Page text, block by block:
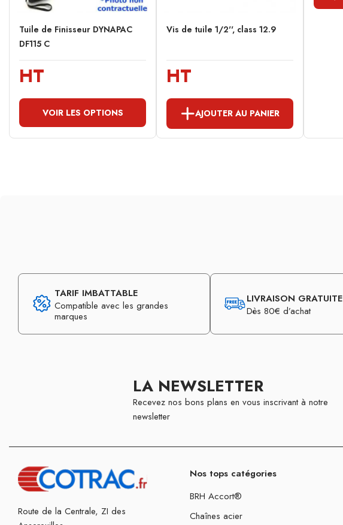
Tuile de Finisseur DYNAPAC
DF115 C
HT
VOIR LES OPTIONS
Vis de tuile 1/2'', class 12.9
HT
AJOUTER AU PANIER
TARIF IMBATTABLE
Compatible avec les grandes
marques
LIVRAISON GRATUITE
Dès 80€ d’achat
LA NEWSLETTER
Recevez nos bons plans en vous inscrivant à notre
newsletter
Route de la Centrale, ZI des
Nos tops catégories
BRH Accort®
Chaînes acier